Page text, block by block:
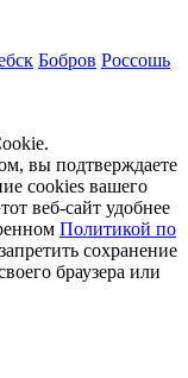
Бобров Россошь
вы подтверждаете
cookies вашего
веб-сайт удобнее
Политикой по
сохранение
браузера или